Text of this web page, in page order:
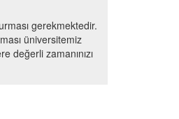
gerekmektedir.
üniversitemiz
değerli zamanınızı